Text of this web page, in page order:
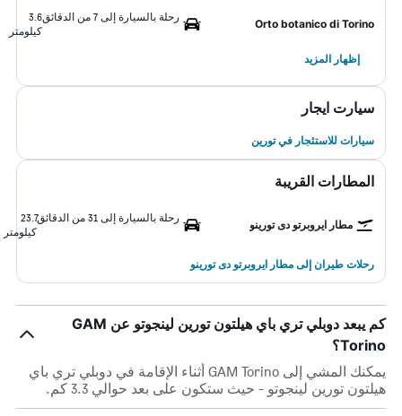
Orto botanico di Torino
رحلة بالسيارة إلى 7 من الدقائق
3.6
كيلومتر
إظهار المزيد
سيارت ايجار
سيارات للاستئجار في تورين
المطارات القريبة
مطار ايروبرتو دى تورينو
رحلة بالسيارة إلى 31 من الدقائق
23.7
كيلومتر
رحلات طيران إلى مطار ايروبرتو دى تورينو
كم يبعد دوبلي تري باي هيلتون تورين لينجوتو عن GAM
Torino؟
يمكنك المشي إلى GAM Torino أثناء الإقامة في دوبلي تري باي
هيلتون تورين لينجوتو - حيث ستكون على بعد حوالي 3.3 كم.